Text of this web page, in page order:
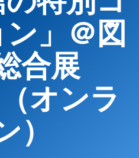
」＠図
合展
オンラ
）